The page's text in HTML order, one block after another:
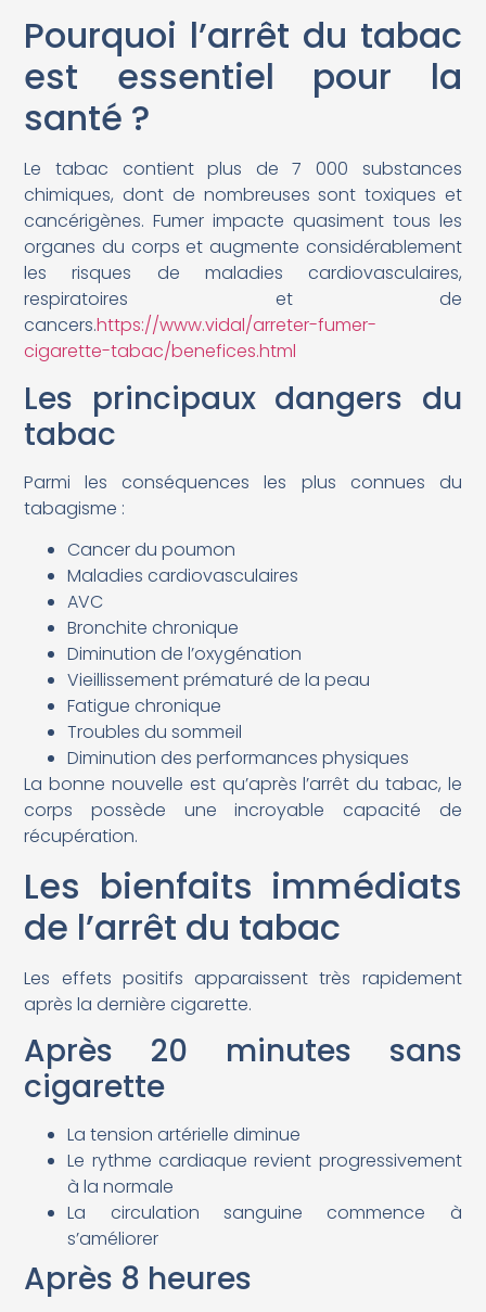
Pourquoi l’arrêt du tabac
est essentiel pour la
santé ?
Le tabac contient plus de 7 000 substances
chimiques, dont de nombreuses sont toxiques et
cancérigènes. Fumer impacte quasiment tous les
organes du corps et augmente considérablement
les risques de maladies cardiovasculaires,
respiratoires et de
cancers.https://www.vidal/arreter-fumer-
cigarette-tabac/benefices.html
Les principaux dangers du
tabac
Parmi les conséquences les plus connues du
tabagisme :
Cancer du poumon
Maladies cardiovasculaires
AVC
Bronchite chronique
Diminution de l’oxygénation
Vieillissement prématuré de la peau
Fatigue chronique
Troubles du sommeil
Diminution des performances physiques
La bonne nouvelle est qu’après l’arrêt du tabac, le
corps possède une incroyable capacité de
récupération.
Les bienfaits immédiats
de l’arrêt du tabac
Les effets positifs apparaissent très rapidement
après la dernière cigarette.
Après 20 minutes sans
cigarette
La tension artérielle diminue
Le rythme cardiaque revient progressivement
à la normale
La circulation sanguine commence à
s’améliorer
Après 8 heures